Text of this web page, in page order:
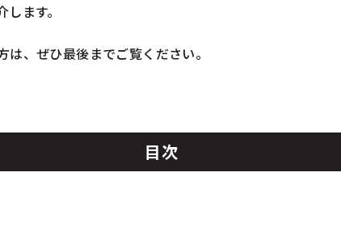
ます。
、ぜひ最後までご覧ください。
目次